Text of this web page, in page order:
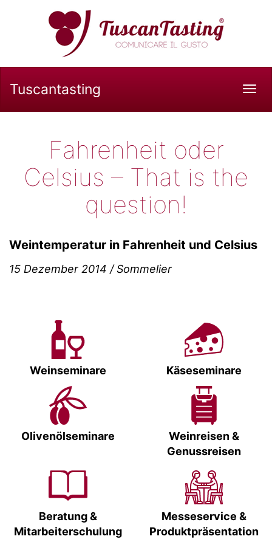
Tuscantasting
Fahrenheit oder
Celsius – That is the
question!
Weintemperatur in Fahrenheit und Celsius
15 Dezember 2014 / Sommelier
Weinseminare Käseseminare
Olivenölseminare
Weinreisen &
Genussreisen
Beratung &
Mitarbeiterschulung
Messeservice &
Produktpräsentation